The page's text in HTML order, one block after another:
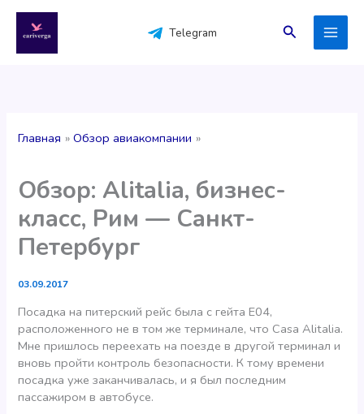
содержимому
Telegram Поиск
Главная Обзор авиакомпании
Обзор: Alitalia, бизнес-
класс, Рим — Санкт-
Петербург
03.09.2017
Посадка на питерский рейс была с гейта E04,
расположенного не в том же терминале, что Casa Alitalia.
Мне пришлось переехать на поезде в другой терминал и
вновь пройти контроль безопасности. К тому времени
посадка уже заканчивалась, и я был последним
пассажиром в автобусе.